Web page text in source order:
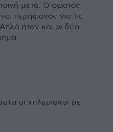
μετά. Ο σωστός
περήφανος για τις
ήταν και οι δύο
οι χιτλερισκοι ρε